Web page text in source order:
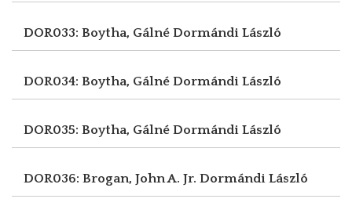
DOR033: Boytha, Gálné Dormándi László
DOR034: Boytha, Gálné Dormándi László
DOR035: Boytha, Gálné Dormándi László
DOR036: Brogan, John A. Jr. Dormándi László